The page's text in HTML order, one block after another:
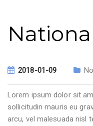
2018-01-09
Lorem ipsum dolor sit
sollicitudin mauris eu
arcu, vel malesuada nisl